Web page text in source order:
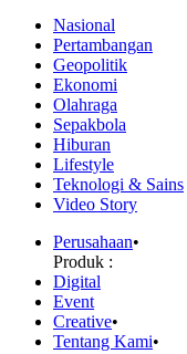
Nasional
Pertambangan
Geopolitik
Ekonomi
Olahraga
Sepakbola
Hiburan
Lifestyle
Teknologi & Sains
Video Story
Perusahaan•
Produk :
Digital
Event
Creative•
Tentang Kami•